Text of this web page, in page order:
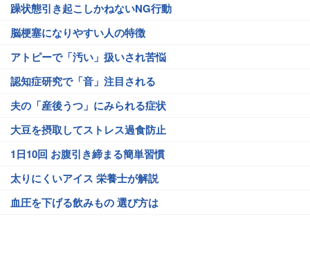
躁状態引き起こしかねないNG行動
脳梗塞になりやすい人の特徴
アトピーで「汚い」扱いされ苦悩
認知症研究で「音」注目される
夫の「産後うつ」にみられる症状
大豆を摂取してストレス過食防止
1日10回 お腹引き締まる簡単習慣
太りにくいアイス 栄養士が解説
血圧を下げる飲みもの 選び方は